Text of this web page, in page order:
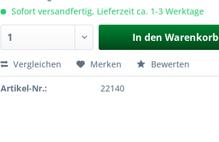
Sofort versandfertig, Lieferzeit ca. 1-3 Werktage
In den Warenkorb
Vergleichen Merken Bewerten
Artikel-Nr.: 22140